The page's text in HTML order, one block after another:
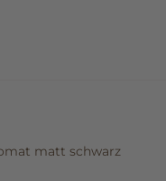
matt schwarz